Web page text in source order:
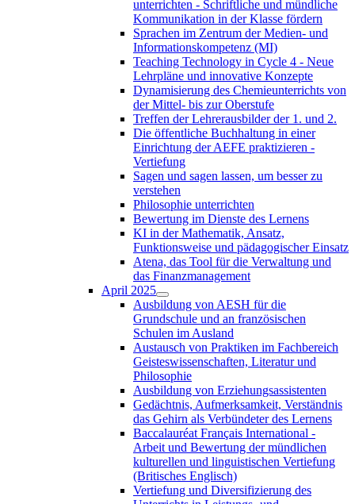
unterrichten - Schriftliche und mündliche
Kommunikation in der Klasse fördern
Sprachen im Zentrum der Medien- und
Informationskompetenz (MI)
Teaching Technology in Cycle 4 - Neue
Lehrpläne und innovative Konzepte
Dynamisierung des Chemieunterrichts von
der Mittel- bis zur Oberstufe
Treffen der Lehrerausbilder der 1. und 2.
Die öffentliche Buchhaltung in einer
Einrichtung der AEFE praktizieren -
Vertiefung
Sagen und sagen lassen, um besser zu
verstehen
Philosophie unterrichten
Bewertung im Dienste des Lernens
KI in der Mathematik, Ansatz,
Funktionsweise und pädagogischer Einsatz
Atena, das Tool für die Verwaltung und
das Finanzmanagement
April 2025
Ausbildung von AESH für die
Grundschule und an französischen
Schulen im Ausland
Austausch von Praktiken im Fachbereich
Geisteswissenschaften, Literatur und
Philosophie
Ausbildung von Erziehungsassistenten
Gedächtnis, Aufmerksamkeit, Verständnis
das Gehirn als Verbündeter des Lernens
Baccalauréat Français International -
Arbeit und Bewertung der mündlichen
kulturellen und linguistischen Vertiefung
(Britisches Englisch)
Vertiefung und Diversifizierung des